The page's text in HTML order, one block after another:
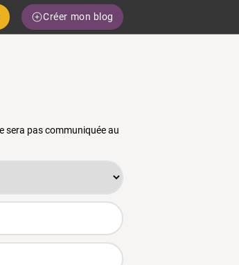
Créer mon blog
sera pas communiquée au